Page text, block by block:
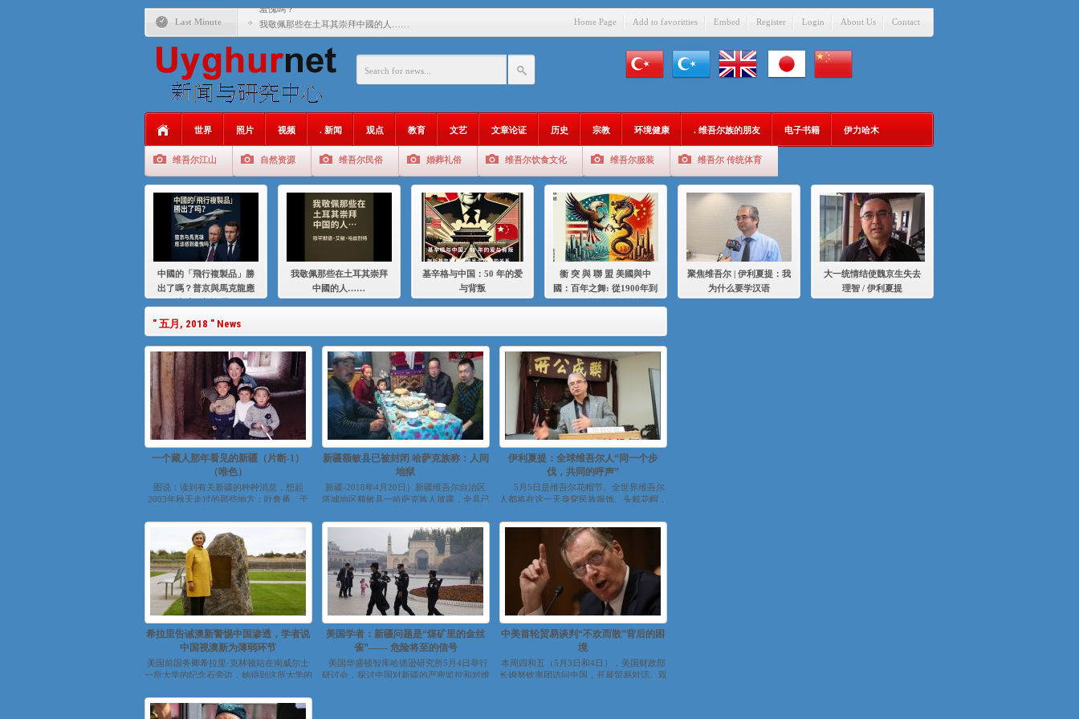
Last Minute
羞愧嗎？
我敬佩那些在土耳其崇拜中國的人……
基辛格与中国：50 年的爱与背叛
年的百年關係
大一统情结使魏京生失去理智 / 伊利夏提
伊利夏提：在自责与内疚中的挣扎
伊利夏提：消失在集中营的红衣女孩
伊利夏提：维吾尔种族灭绝
Home Page Add to favoritties Embed Register Login About Us Contact
世界 照片 视频 . 新闻 观点 教育 文艺 文章论证 历史 宗教 环境健康 . 维吾尔族的朋友 电子书籍 伊力哈木
维吾尔江山 自然资源 维吾尔民俗 婚葬礼俗 维吾尔饮食文化 维吾尔服装 维吾尔 传统体育
中國的「飛行複製品」勝
出了嗎？普京與馬克龍應
我敬佩那些在土耳其崇拜
中國的人……
基辛格与中国：50 年的爱
与背叛
衝 突 與 聯 盟 美國與中
國：百年之舞: 從1900年到
聚焦维吾尔 | 伊利夏提：我
为什么要学汉语
大一统情结使魏京生失去
理智 / 伊利夏提
" 五月, 2018 " News
一个藏人那年看见的新疆（片断-1）
（唯色）
图说：读到有关新疆的种种消息，想起
2003年秋天走过的那些地方：吐鲁番、于
喀...
新疆额敏县已被封闭 哈萨克族称：人间
地狱
新疆-2018年4月20日）新疆维吾尔自治区
塔城地区额敏县一哈萨克族人披露，全县已
伊利夏提：全球维吾尔人“同一个步
伐，共同的呼声”
5月5日是维吾尔花帽节。全世界维吾尔
人都将在这一天身穿民族服饰、头戴花帽，
希拉里告诫澳新警惕中国渗透，学者说
中国视澳新为薄弱环节
美国前国务卿希拉里·克林顿站在南威尔士
一所大学的纪念石旁边，她得到这所大学的
美国学者：新疆问题是“煤矿里的金丝
雀”—— 危险将至的信号
美国华盛顿智库哈德逊研究所5月4日举行
研讨会，探讨中国对新疆的严密监控和对维
中美首轮贸易谈判“不欢而散”背后的困
境
本周四和五（5月3日和4日），美国财政部
长姆努钦率团访问中国，开展贸易对话。双